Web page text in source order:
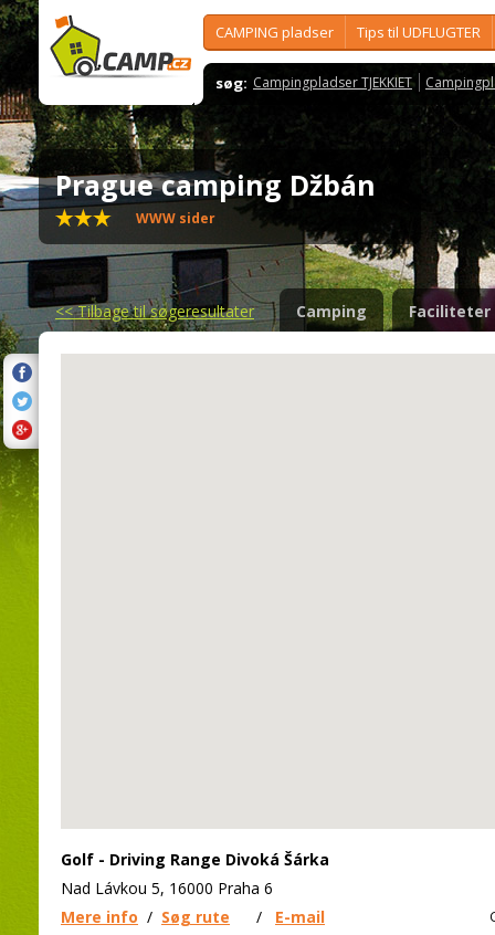
CAMPING pladser Tips til UDFLUGTER
søg: Campingpladser TJEKKIET
Prague camping Džbán
WWW sider
<<Tilbage til søgeresultater Camping Faciliteter
Golf - Driving Range Divoká Šárka
Nad Lávkou 5, 16000 Praha 6
Mere info / Søg rute / E-mail